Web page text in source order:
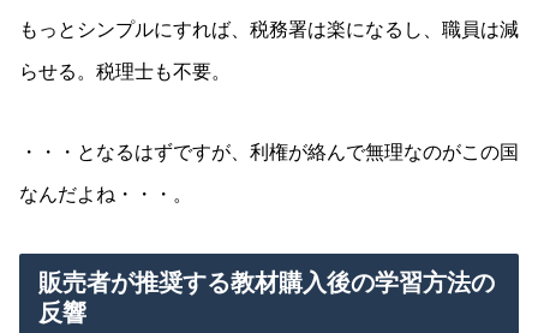
もっとシンプルにすれば、税務署は楽になるし、職員は減
らせる。税理士も不要。
・・・となるはずですが、利権が絡んで無理なのがこの国
なんだよね・・・。
販売者が推奨する教材購入後の学習方法の
反響